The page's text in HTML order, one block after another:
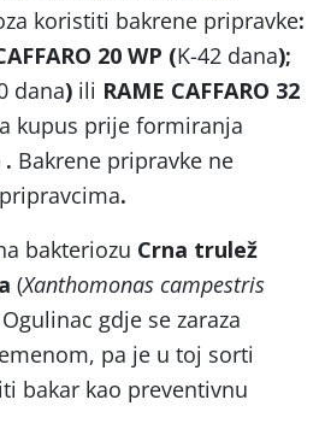
koristiti bakrene pripravke:
20 WP (K-42 dana);
dana) ili RAME CAFFARO 32
kupus prije formiranja
. Bakrene pripravke ne
.
bakteriozu Crna trulež
(Xanthomonas campestris
gdje se zaraza
pa je u toj sorti
bakar kao preventivnu